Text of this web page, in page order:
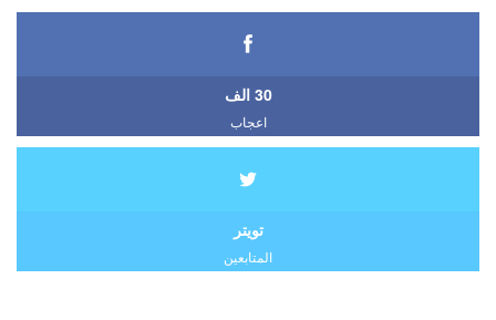
30 الف
اعجاب
تويتر
المتابعين